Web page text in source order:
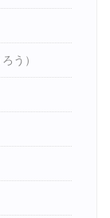
う）